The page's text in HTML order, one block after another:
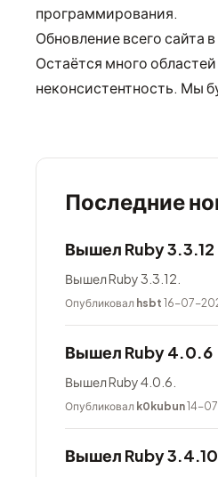
программирования.
Обновление всего сайта
Остаётся много
неконсистентность. Мы
Последние
Вышел Ruby 3.3.12
Вышел Ruby 3.3.12.
Опубликовал hsbt 16-07-
Вышел Ruby 4.0.6
Вышел Ruby 4.0.6.
Опубликовал k0kubun14-
Вышел Ruby 3.4.10